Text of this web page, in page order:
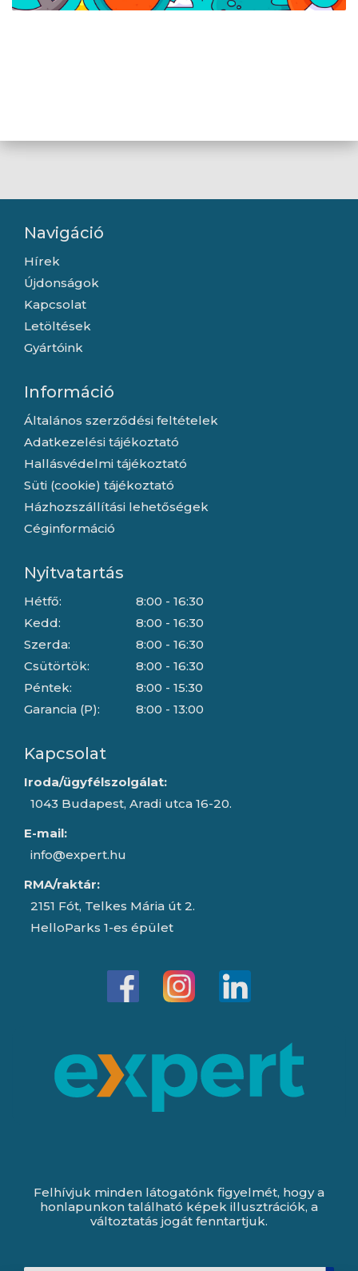
Navigáció
Hírek
Újdonságok
Kapcsolat
Letöltések
Gyártóink
Információ
Általános szerződési feltételek
Adatkezelési tájékoztató
Hallásvédelmi tájékoztató
Süti (cookie) tájékoztató
Házhozszállítási lehetőségek
Céginformáció
Nyitvatartás
Hétfő:
Kedd:
Szerda:
Csütörtök:
Péntek:
Garancia (P):
8:00 - 16:30
8:00 - 16:30
8:00 - 16:30
8:00 - 16:30
8:00 - 15:30
8:00 - 13:00
Kapcsolat
Iroda/ügyfélszolgálat:
1043 Budapest, Aradi utca 16-20.
E-mail:
info@expert.hu
RMA/raktár:
2151 Fót, Telkes Mária út 2.
HelloParks 1-es épület
Felhívjuk minden látogatónk figyelmét, hogy a
honlapunkon található képek illusztrációk, a
változtatás jogát fenntartjuk.